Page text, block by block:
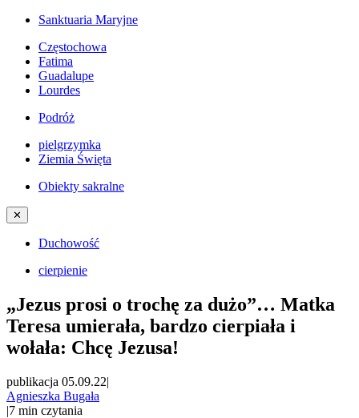
Sanktuaria Maryjne
Częstochowa
Fatima
Guadalupe
Lourdes
Podróż
pielgrzymka
Ziemia Święta
Obiekty sakralne
✕
Duchowość
cierpienie
„Jezus prosi o trochę za dużo”… Matka
Teresa umierała, bardzo cierpiała i
wołała: Chcę Jezusa!
publikacja 05.09.22|
Agnieszka Bugała
|7 min czytania